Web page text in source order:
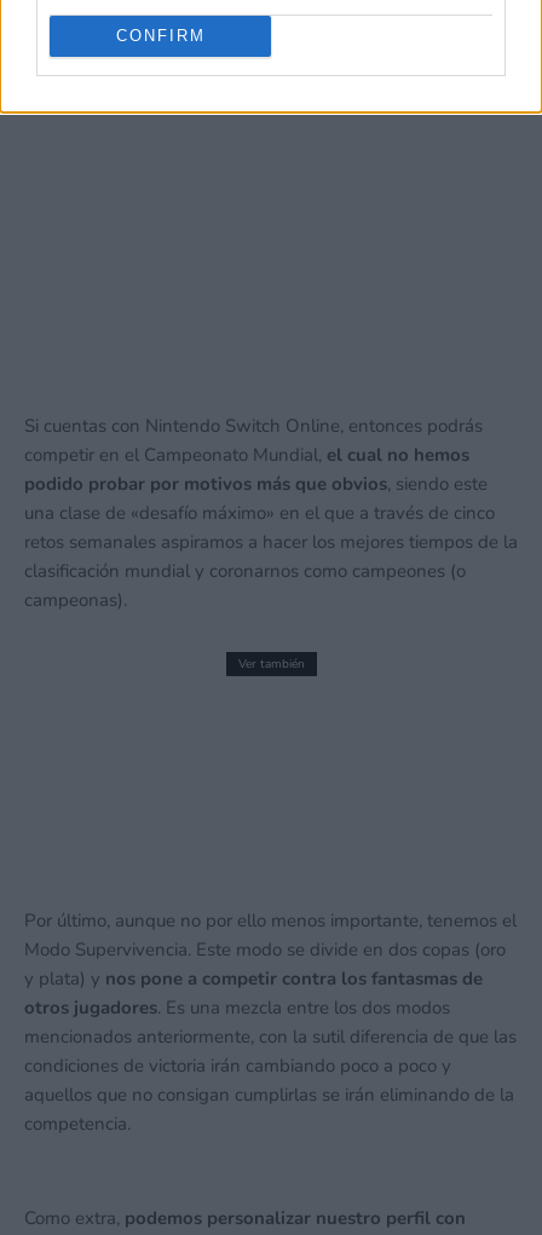
CONFIRM
Si cuentas con Nintendo Switch Online, entonces podrás
competir en el Campeonato Mundial, el cual no hemos
podido probar por motivos más que obvios, siendo este
una clase de «desafío máximo» en el que a través de cinco
retos semanales aspiramos a hacer los mejores tiempos de la
clasificación mundial y coronarnos como campeones (o
campeonas).
Ver también
Por último, aunque no por ello menos importante, tenemos el
Modo Supervivencia. Este modo se divide en dos copas (oro
y plata) y nos pone a competir contra los fantasmas de
otros jugadores. Es una mezcla entre los dos modos
mencionados anteriormente, con la sutil diferencia de que las
condiciones de victoria irán cambiando poco a poco y
aquellos que no consigan cumplirlas se irán eliminando de la
competencia.
Como extra, podemos personalizar nuestro perfil con